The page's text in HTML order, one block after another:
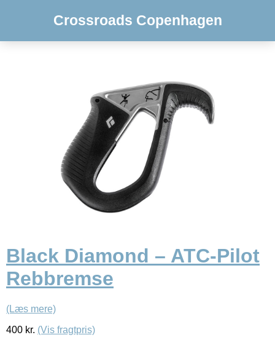
Crossroads Copenhagen
Black Diamond – ATC-Pilot
Rebbremse
(Læs mere)
400 kr. (Vis fragtpris)